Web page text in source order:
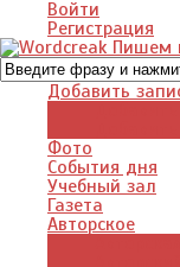
Войти
Регистрация
Добавить
Фото
События дня
Учебный зал
Газета
Авторское